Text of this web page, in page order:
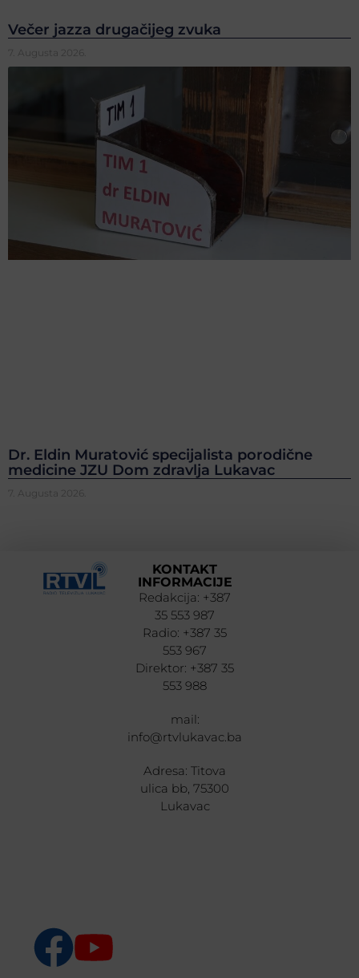
Večer jazza drugačijeg zvuka
7. Augusta 2026.
Dr. Eldin Muratović specijalista porodične
medicine JZU Dom zdravlja Lukavac
7. Augusta 2026.
KONTAKT
INFORMACIJE
Redakcija: +387
35 553 987
Radio: +387 35
553 967
Direktor: +387 35
553 988
mail:
info@rtvlukavac.ba
Adresa: Titova
ulica bb, 75300
Lukavac